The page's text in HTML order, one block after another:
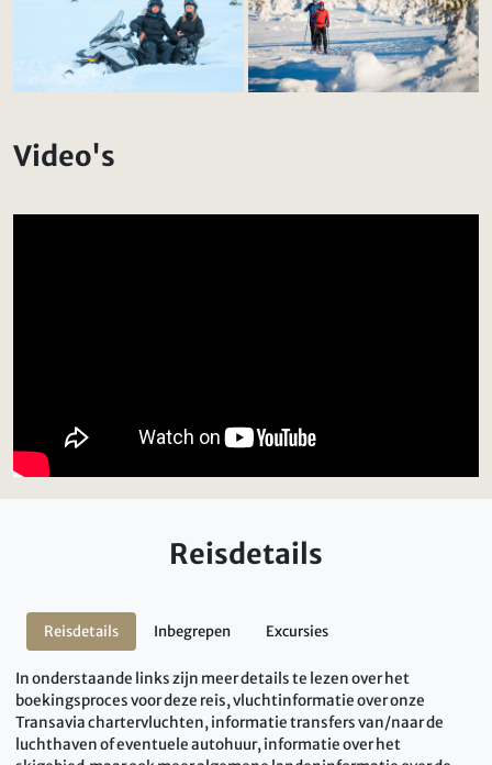
Video's
Reisdetails
Reisdetails Inbegrepen Excursies
In onderstaande links zijn meer details te lezen over het
boekingsproces voor deze reis, vluchtinformatie over onze
Transavia chartervluchten, informatie transfers van/naar de
luchthaven of eventuele autohuur, informatie over het